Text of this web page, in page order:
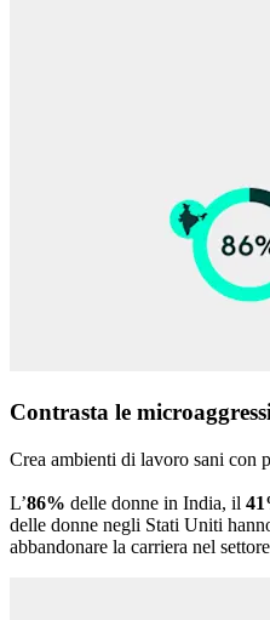
Contrasta le
Crea ambienti di lavoro sani con
L’86% delle donne in India, il
delle donne negli Stati Uniti
abbandonare la carriera nel